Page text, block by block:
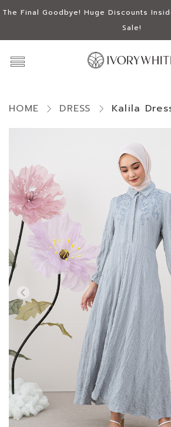
The Final Goodbye! Huge Discounts
Sale!
HOME DRESS Kalila